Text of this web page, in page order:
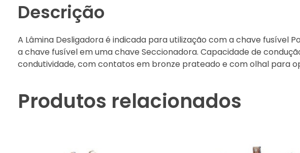
Descrição
A Lâmina Desligadora é indicada para utilização com a chave fusível
a chave fusível em uma chave Seccionadora. Capacidade de
condutividade, com contatos em bronze prateado e com olhal para
Produtos relacionados